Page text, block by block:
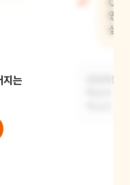
?
수
지는
있
싶
운동회를